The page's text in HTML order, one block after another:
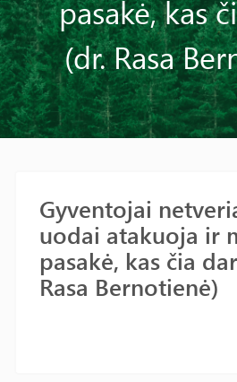
pasakė, kas
(dr. Rasa
Gyventojai
uodai atakuoja ir
pasakė, kas čia
Rasa Bernotienė)